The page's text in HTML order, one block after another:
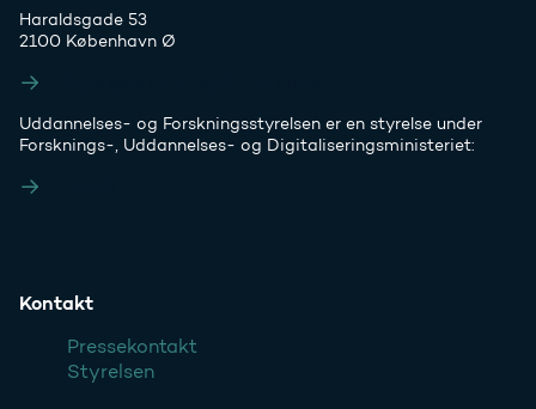
Haraldsgade 53
2100 København Ø
Uddannelses- og Forskningsstyrelsen er en styrelse under
Forsknings-, Uddannelses- og Digitaliseringsministeriet:
Kontakt
Pressekontakt
Styrelsen